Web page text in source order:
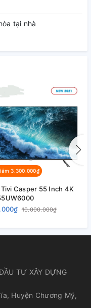
tại nhà
3.300.000₫
Casper 55 Inch 4K
10.000.000₫
TƯ XÂY DỰNG
Huyện Chương Mỹ,